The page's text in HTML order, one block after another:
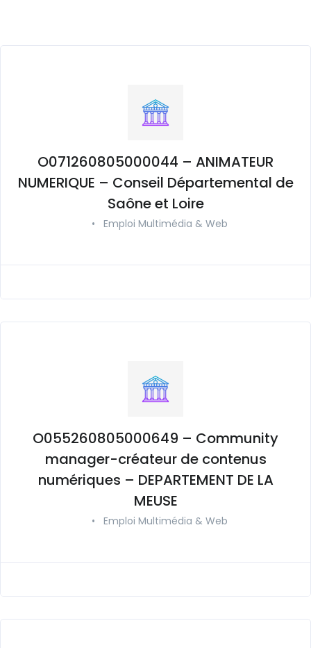
O071260805000044 – ANIMATEUR
NUMERIQUE – Conseil Départemental de
Saône et Loire
• Emploi Multimédia & Web
O055260805000649 – Community
manager-créateur de contenus
numériques – DEPARTEMENT DE LA
MEUSE
• Emploi Multimédia & Web